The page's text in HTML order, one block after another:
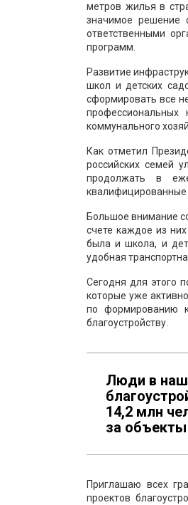
метров жилья в
значимое решение
ответственными
программ.
Развитие
школ и детских
сформировать все
коммунального
Как отметил
российских семей
продолжать в
квалифицированные
Большое внимание
счете каждое из
была и школа, и
удобная
Сегодня для этого
которые уже
по формированию
благоустройству.
Люди в
14,2 млн
за объекты
Приглашаю всех
проектов